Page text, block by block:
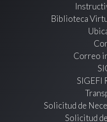
Biblioteca
Correo
SIGEFI
Solicitud de
Solicitud